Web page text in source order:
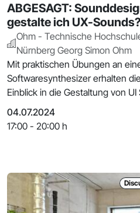
ABGESAGT:
gestalte ich UX-Sounds?
Ohm - Technische
Nürnberg Georg Simon Ohm
Mit praktischen Übungen an
Softwaresynthesizer erhalten
Einblick in die Gestaltung von UI
04.07.2024
17:00 - 20:00 h